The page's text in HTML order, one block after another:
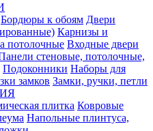
Бордюры к обоям Двери
Карнизы и
потолочные Входные двери
стеновые, потолочные,
Подоконники Наборы для
замков Замки, ручки, петли
плитка Ковровые
Напольные плинтуса,